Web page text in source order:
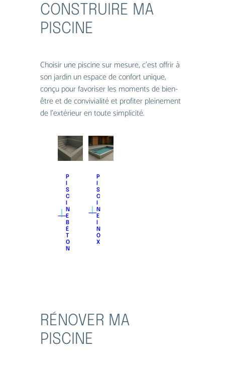
CONSTRUIRE MA
PISCINE
Choisir une piscine sur mesure, c’est offrir à
son jardin un espace de confort unique,
conçu pour favoriser les moments de bien-
être et de convivialité et proﬁter pleinement
de l’extérieur en toute simplicité.
｜
P
S
C
N
E
B
É
T
O
N
｜
P
S
C
N
E
N
O
X
RÉNOVER MA
PISCINE